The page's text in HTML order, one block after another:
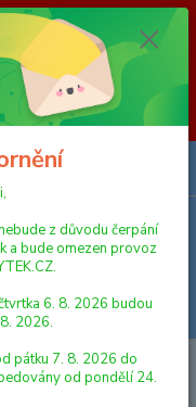
23. 8. 2026 nebude z
a bude omezen
přijaté, nebo
v pátek 7. 8. 2026.
7. 8. 2026 do neděle 23. 8.
24. 8. 2026. Děkujeme za
Menu
Hledat
Dino Hra - Pojď si
z důvodu čerpání
a bude omezen provoz
6. 8. 2026 budou
2026.
pátku 7. 8. 2026 do
od pondělí 24.